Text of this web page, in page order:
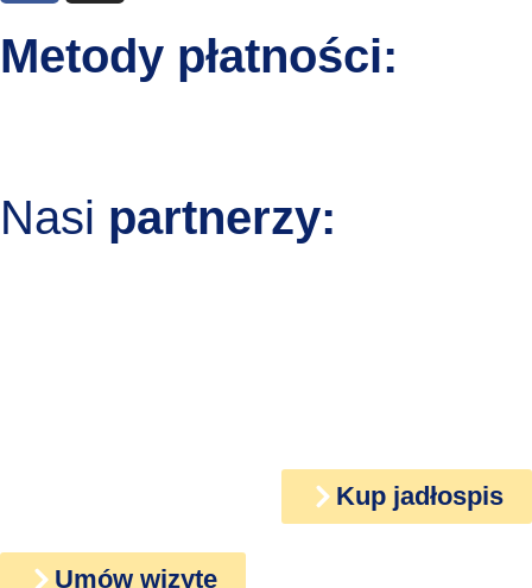
Metody płatności:
Nasi partnerzy:
Kup jadłospis
Umów wizytę